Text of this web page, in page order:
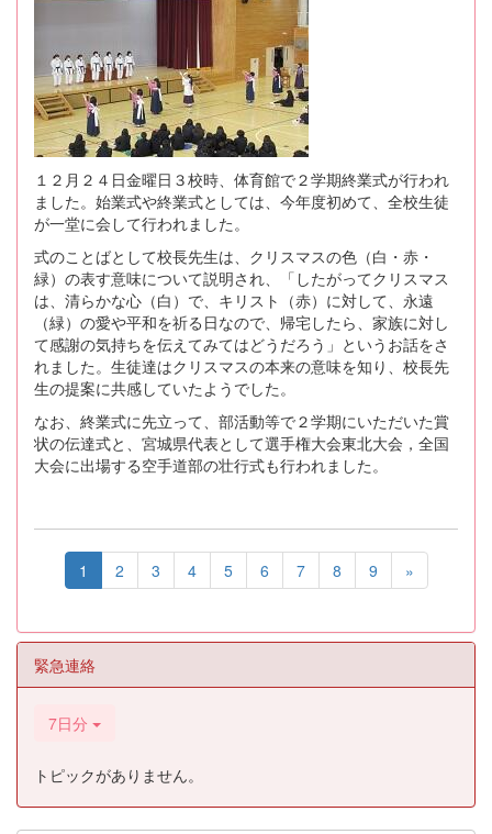
１２月２４日金曜日３校時、体育館で２学期終業式が行われ
ました。始業式や終業式としては、今年度初めて、全校生徒
が一堂に会して行われました。
式のことばとして校長先生は、クリスマスの色（白・赤・
緑）の表す意味について説明され、「したがってクリスマス
は、清らかな心（白）で、キリスト（赤）に対して、永遠
（緑）の愛や平和を祈る日なので、帰宅したら、家族に対し
て感謝の気持ちを伝えてみてはどうだろう」というお話をさ
れました。生徒達はクリスマスの本来の意味を知り、校長先
生の提案に共感していたようでした。
なお、終業式に先立って、部活動等で２学期にいただいた賞
状の伝達式と、宮城県代表として選手権大会東北大会，全国
大会に出場する空手道部の壮行式も行われました。
1 2 3 4 5 6 7 8 9 »
緊急連絡
7日分
トピックがありません。